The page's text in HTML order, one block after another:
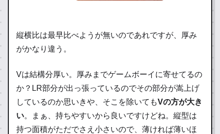
縦横比は最早比べようが無いのであれですが、厚み
がかなり違う。
Vは結構分厚い。厚みまでゲームボーイに寄せてるの
か？LR部分が出っ張っているのでその部分が嵩上げ
しているのか思いきや、そこを除いてもVの方が大き
い。まぁ、持ちやすいから良いですけどね。縦型は
持つ面積がただでさえ小さいので、薄ければ薄いほ